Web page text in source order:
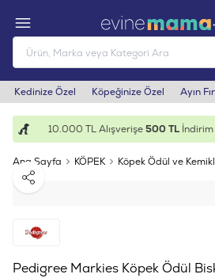
Kedinize Özel Köpeğinize Özel Ayın
10.000 TL Alışverişe500 TLİndirim
Ana Sayfa KÖPEK Köpek Ödül ve
Paylaş
Pedigree Markies Köpek Ödül